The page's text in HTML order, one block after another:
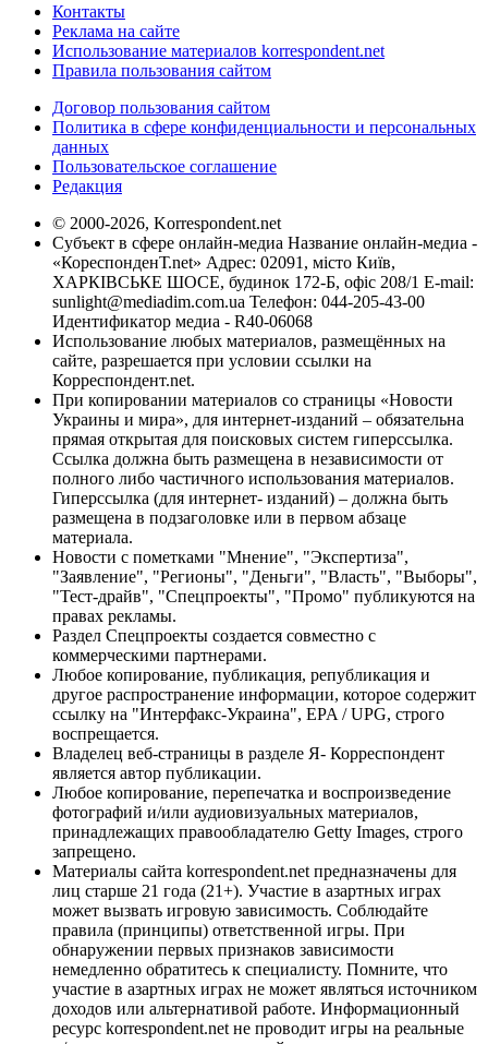
Контакты
Реклама на сайте
Использование материалов korrespondent.net
Правила пользования сайтом
Договор пользования сайтом
Политика в сфере конфиденциальности и персональных
данных
Пользовательское соглашение
Редакция
© 2000-2026, Korrespondent.net
Субъект в сфере онлайн-медиа Название онлайн-медиа -
«КореспонденТ.net» Адрес: 02091, місто Київ,
ХАРКІВСЬКЕ ШОСЕ, будинок 172-Б, офіс 208/1 E-mail:
sunlight@mediadim.com.ua Телефон: 044-205-43-00
Идентификатор медиа - R40-06068
Использование любых материалов, размещённых на
сайте, разрешается при условии ссылки на
Корреспондент.net.
При копировании материалов со страницы «Новости
Украины и мира», для интернет-изданий – обязательна
прямая открытая для поисковых систем гиперссылка.
Ссылка должна быть размещена в независимости от
полного либо частичного использования материалов.
Гиперссылка (для интернет- изданий) – должна быть
размещена в подзаголовке или в первом абзаце
материала.
Новости с пометками "Мнение", "Экспертиза",
"Заявление", "Регионы", "Деньги", "Власть", "Выборы",
"Тест-драйв", "Спецпроекты", "Промо" публикуются на
правах рекламы.
Раздел Спецпроекты создается совместно с
коммерческими партнерами.
Любое копирование, публикация, републикация и
другое распространение информации, которое содержит
ссылку на "Интерфакс-Украина", EPA / UPG, строго
воспрещается.
Владелец веб-страницы в разделе Я- Корреспондент
является автор публикации.
Любое копирование, перепечатка и воспроизведение
фотографий и/или аудиовизуальных материалов,
принадлежащих правообладателю Getty Images, строго
запрещено.
Материалы сайта korrespondent.net предназначены для
лиц старше 21 года (21+). Участие в азартных играх
может вызвать игровую зависимость. Соблюдайте
правила (принципы) ответственной игры. При
обнаружении первых признаков зависимости
немедленно обратитесь к специалисту. Помните, что
участие в азартных играх не может являться источником
доходов или альтернативой работе. Информационный
ресурс korrespondent.net не проводит игры на реальные